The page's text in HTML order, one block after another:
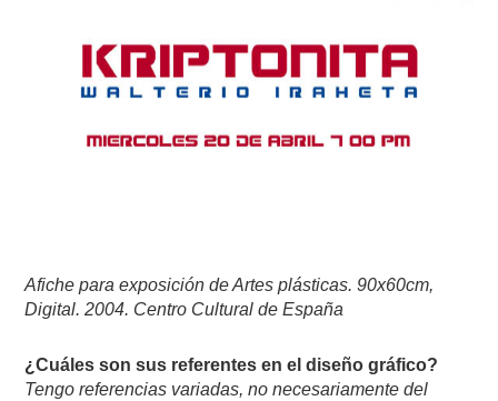
Afiche para exposición de Artes plásticas. 90x60cm,
Digital. 2004. Centro Cultural de España
¿Cuáles son sus referentes en el diseño gráfico?
Tengo referencias variadas, no necesariamente del